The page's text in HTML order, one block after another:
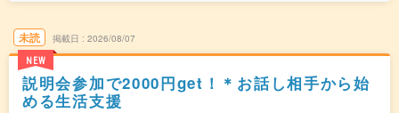
未読
NEW
掲載日 2026/08/07
説明会参加で2000円get！＊お話し相手から始
める生活支援